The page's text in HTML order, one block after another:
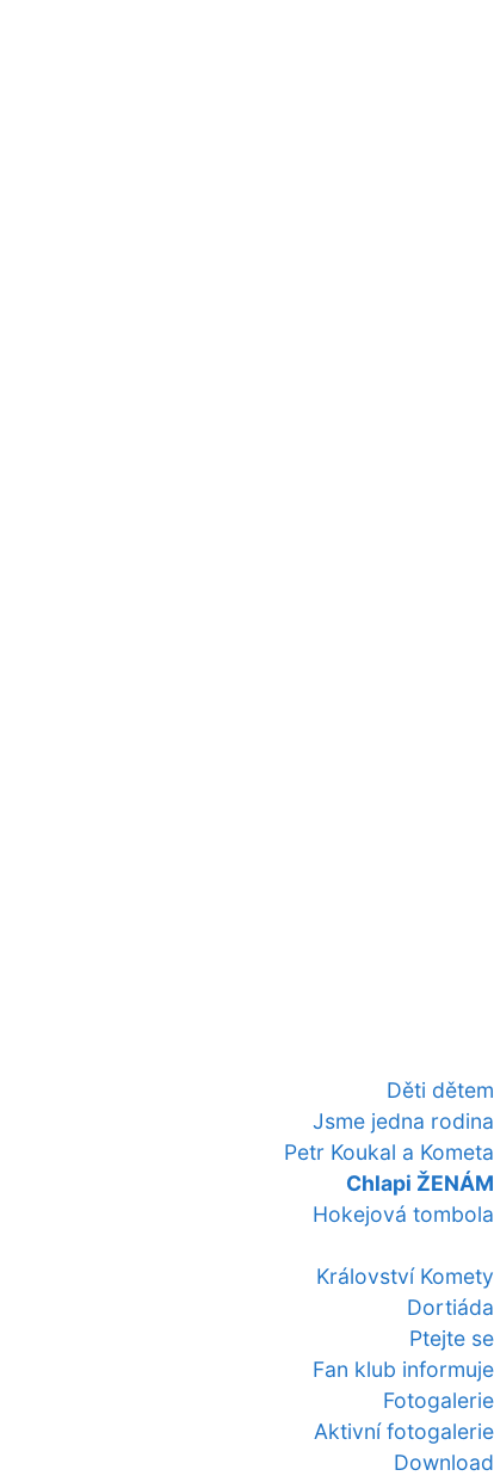
Děti dětem
Jsme jedna rodina
Petr Koukal a Kometa
Chlapi ŽENÁM
Hokejová tombola
Království Komety
Dortiáda
Ptejte se
Fan klub informuje
Fotogalerie
Aktivní fotogalerie
Download